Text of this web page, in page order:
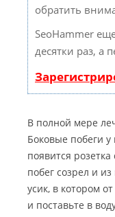
обратить
SeoHammer
десятки раз, а
В полной мере
Боковые побеги у
появится
побег созрел и
усик, в котором
и поставьте в